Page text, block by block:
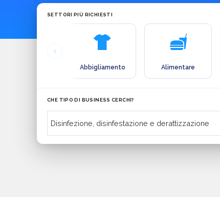
SETTORI PIÙ RICHIESTI
Abbigliamento Alimentare
CHE TIPO DI BUSINESS CERCHI?